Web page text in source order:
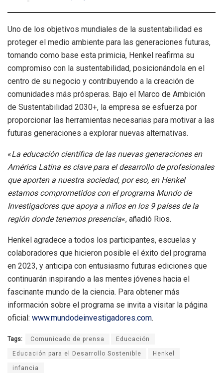
Uno de los objetivos mundiales de la sustentabilidad es
proteger el medio ambiente para las generaciones futuras,
tomando como base esta primicia, Henkel reafirma su
compromiso con la sustentabilidad, posicionándola en el
centro de su negocio y contribuyendo a la creación de
comunidades más prósperas. Bajo el Marco de Ambición
de Sustentabilidad 2030+, la empresa se esfuerza por
proporcionar las herramientas necesarias para motivar a las
futuras generaciones a explorar nuevas alternativas.
«La educación científica de las nuevas generaciones en
América Latina es clave para el desarrollo de profesionales
que aporten a nuestra sociedad, por eso, en Henkel
estamos comprometidos con el programa Mundo de
Investigadores que apoya a niños en los 9 países de la
región donde tenemos presencia«, añadió Rios.
Henkel agradece a todos los participantes, escuelas y
colaboradores que hicieron posible el éxito del programa
en 2023, y anticipa con entusiasmo futuras ediciones que
continuarán inspirando a las mentes jóvenes hacia el
fascinante mundo de la ciencia. Para obtener más
información sobre el programa se invita a visitar la página
oficial: www.mundodeinvestigadores.com.
Tags: Comunicado de prensa Educación
Educación para el Desarrollo Sostenible Henkel
infancia